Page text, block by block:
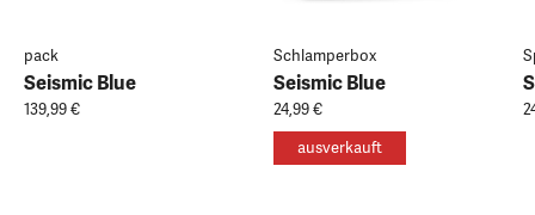
pack
Seismic Blue
139,99 €
Schlamperbox
Seismic Blue
24,99 €
ausverkauft